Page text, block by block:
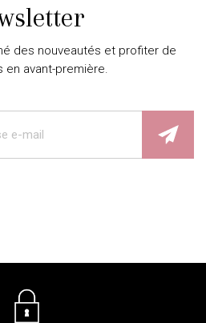
des nouveautés et profiter de
en avant-première.